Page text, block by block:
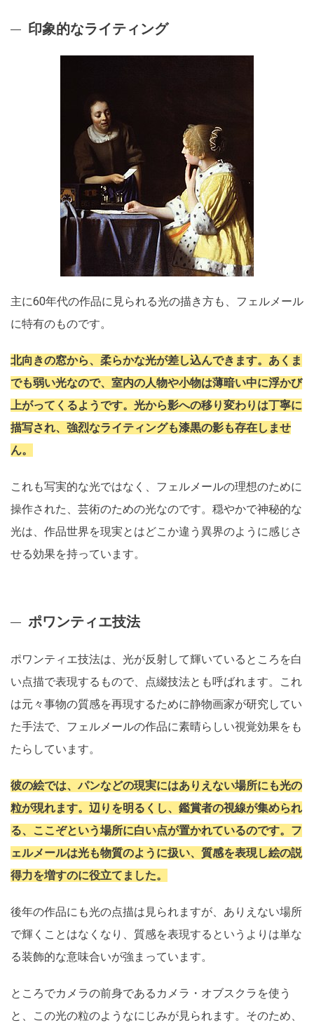
印象的なライティング
主に60年代の作品に見られる光の描き方も、フェルメール
に特有のものです。
北向きの窓から、柔らかな光が差し込んできます。あくま
でも弱い光なので、室内の人物や小物は薄暗い中に浮かび
上がってくるようです。光から影への移り変わりは丁寧に
描写され、強烈なライティングも漆黒の影も存在しませ
ん。
これも写実的な光ではなく、フェルメールの理想のために
操作された、芸術のための光なのです。穏やかで神秘的な
光は、作品世界を現実とはどこか違う異界のように感じさ
せる効果を持っています。
ポワンティエ技法
ポワンティエ技法は、光が反射して輝いているところを白
い点描で表現するもので、点綴技法とも呼ばれます。これ
は元々事物の質感を再現するために静物画家が研究してい
た手法で、フェルメールの作品に素晴らしい視覚効果をも
たらしています。
彼の絵では、パンなどの現実にはありえない場所にも光の
粒が現れます。辺りを明るくし、鑑賞者の視線が集められ
る、ここぞという場所に白い点が置かれているのです。フ
ェルメールは光も物質のように扱い、質感を表現し絵の説
得力を増すのに役立てました。
後年の作品にも光の点描は見られますが、ありえない場所
で輝くことはなくなり、質感を表現するというよりは単な
る装飾的な意味合いが強まっています。
ところでカメラの前身であるカメラ・オブスクラを使う
と、この光の粒のようなにじみが見られます。そのため、